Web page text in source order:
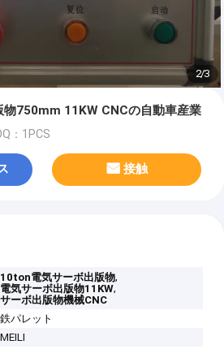
2/3
750mm 11KW CNCの自動車産業
：1PCS
接触
10ton電気サーボ出版物,
電気サーボ出版物11KW,
サーボ出版物機械CNC
鉄パレット
MEILI